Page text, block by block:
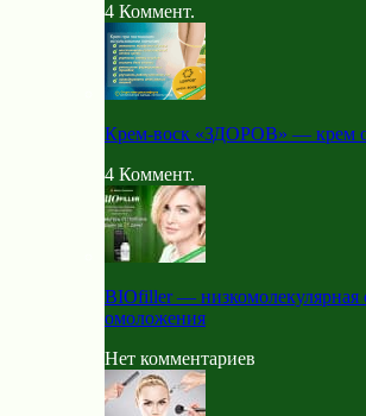
4 Коммент.
Крем-воск «ЗДОРОВ» — крем
4 Коммент.
BIOfiller — низкомолекулярная
омоложения
Нет комментариев